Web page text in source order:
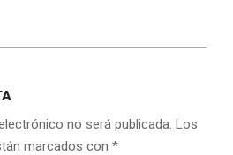
no será publicada. Los
marcados con *